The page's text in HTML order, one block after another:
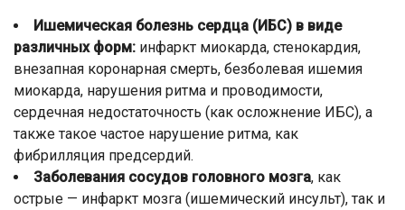
Ишемическая болезнь сердца (ИБС) в виде
различных форм: инфаркт миокарда, стенокардия,
внезапная коронарная смерть, безболевая ишемия
миокарда, нарушения ритма и проводимости,
сердечная недостаточность (как осложнение ИБС), а
также такое частое нарушение ритма, как
фибрилляция предсердий.
Заболевания сосудов головного мозга, как
острые — инфаркт мозга (ишемический инсульт), так и